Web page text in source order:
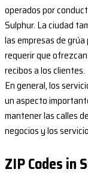
operados por
Sulphur. La ciudad
las empresas de
requerir que
recibos a los clientes.
En general, los
un aspecto
mantener las calles
negocios y los
ZIP Codes in